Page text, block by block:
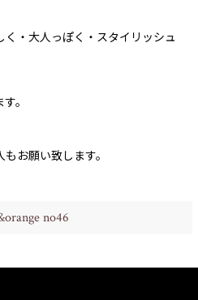
no46
く・大人っぽく・スタイリッシュ
。
お願い致します。